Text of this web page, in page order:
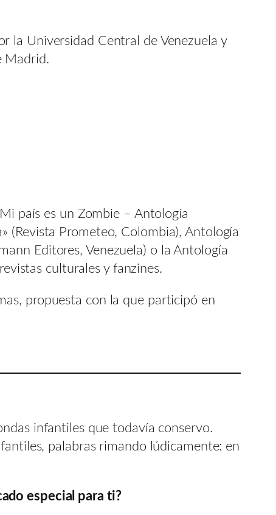
la Universidad Central de Venezuela y
Madrid.
país es un Zombie – Antología
(Revista Prometeo, Colombia), Antología
Editores, Venezuela) o la Antología
culturales y fanzines.
propuesta con la que participó en
infantiles que todavía conservo.
palabras rimando lúdicamente: en
especial para ti?